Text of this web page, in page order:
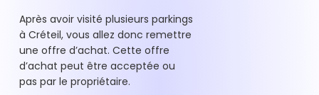
Après avoir visité plusieurs parkings
à Créteil, vous allez donc remettre
une offre d’achat. Cette offre
d’achat peut être acceptée ou
pas par le propriétaire.